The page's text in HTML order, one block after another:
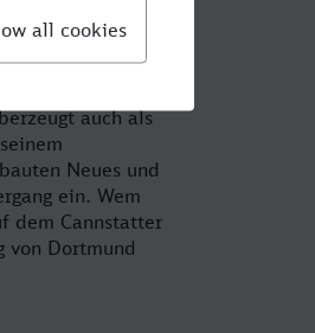
ist eine
Wie
auch als
Neues und
ein. Wem
dem Cannstatter
von Dortmund